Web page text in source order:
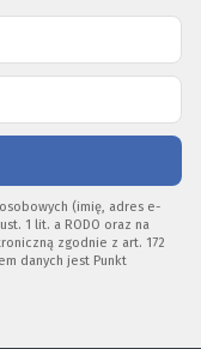
(imię, adres e-
1 lit. a RODO oraz na
zgodnie z art. 172
danych jest Punkt